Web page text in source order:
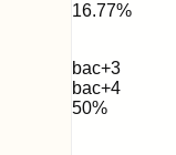
16.77%
bac+3
bac+4
50%